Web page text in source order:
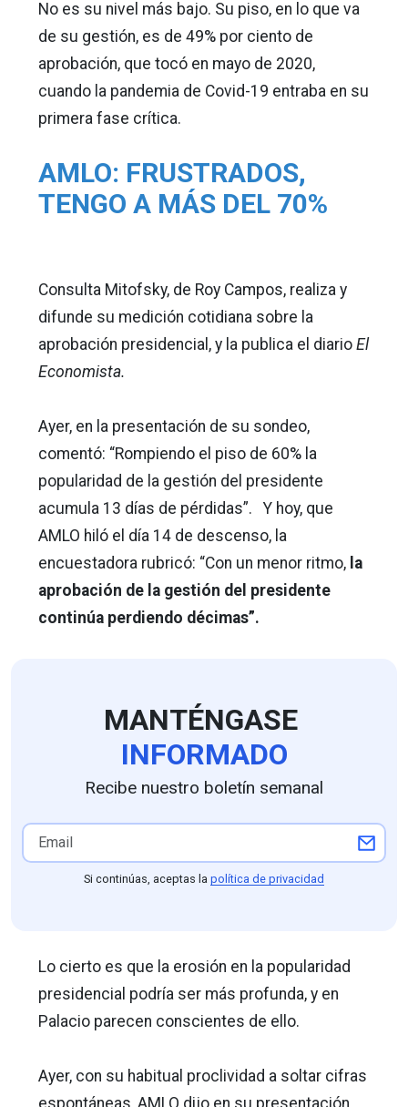
No es su nivel más bajo. Su piso, en lo que va
de su gestión, es de 49% por ciento de
aprobación, que tocó en mayo de 2020,
cuando la pandemia de Covid-19 entraba en su
primera fase crítica.
AMLO: FRUSTRADOS,
TENGO A MÁS DEL 70%
Consulta Mitofsky, de Roy Campos, realiza y
difunde su medición cotidiana sobre la
aprobación presidencial, y la publica el diario El
Economista.
Ayer, en la presentación de su sondeo,
comentó: “Rompiendo el piso de 60% la
popularidad de la gestión del presidente
acumula 13 días de pérdidas”. Y hoy, que
AMLO hiló el día 14 de descenso, la
encuestadora rubricó: “Con un menor ritmo, la
aprobación de la gestión del presidente
continúa perdiendo décimas”.
MANTÉNGASE
INFORMADO
Recibe nuestro boletín semanal
Si continúas, aceptas la política de privacidad
Lo cierto es que la erosión en la popularidad
presidencial podría ser más profunda, y en
Palacio parecen conscientes de ello.
Ayer, con su habitual proclividad a soltar cifras
espontáneas, AMLO dijo en su presentación